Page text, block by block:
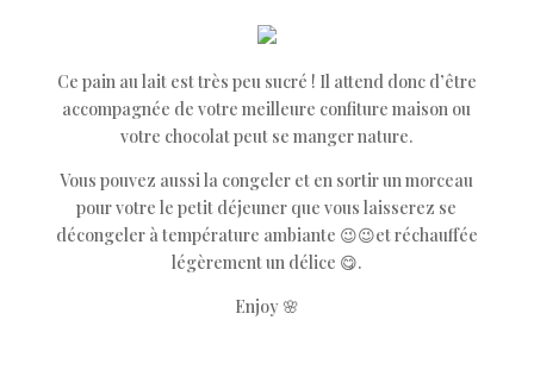
Ce pain au lait est très peu sucré ! Il attend donc d’être
accompagnée de votre meilleure confiture maison ou
votre chocolat peut se manger nature.
Vous pouvez aussi la congeler et en sortir un morceau
pour votre le petit déjeuner que vous laisserez se
décongeler à température ambiante 😉😉et réchauffée
légèrement un délice 😋.
Enjoy 🌸